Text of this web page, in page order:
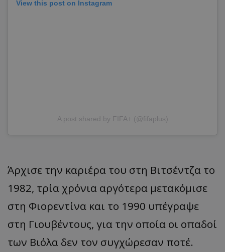
View this post on Instagram
A post shared by FIFA+ (@fifaplus)
Άρχισε την καριέρα του στη Βιτσέντζα το
1982, τρία χρόνια αργότερα μετακόμισε
στη Φιορεντίνα και το 1990 υπέγραψε
στη Γιουβέντους, για την οποία οι οπαδοί
των Βιόλα δεν τον συγχώρεσαν ποτέ.